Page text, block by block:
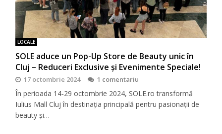
LOCALE
SOLE aduce un Pop-Up Store de Beauty unic în
Cluj – Reduceri Exclusive și Evenimente Speciale!
17 octombrie 2024 1 comentariu
În perioada 14-29 octombrie 2024, SOLE.ro transformă
Iulius Mall Cluj în destinația principală pentru pasionații de
beauty și…